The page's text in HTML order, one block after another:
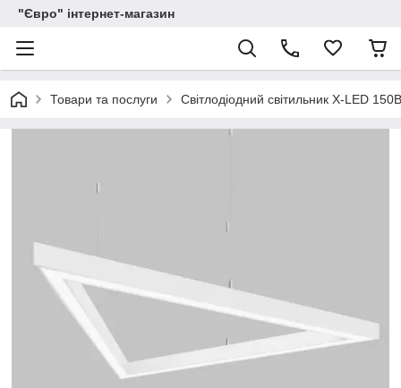
"Євро" інтернет-магазин
Товари та послуги Світлодіодний світильник X-LED